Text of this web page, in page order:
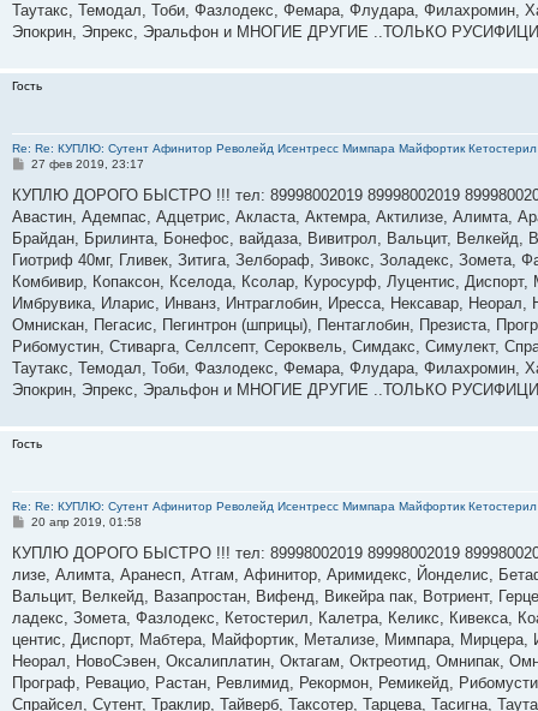
Таутакс, Темодал, Тоби, Фазлодекс, Фемара, Флудара, Филахромин,
Эпокрин, Эпрекс, Эральфон и МНОГИЕ ДРУГИЕ ..ТОЛЬКО
Гость
Re: Re: КУПЛЮ: Сутент Афинитор Револейд Исентресс Мимпара Майфортик
С
о
щ
е
и
е
27 фев 2019, 23:17
КУПЛЮ ДОРОГО БЫСТРО !!! тел: 89998002019 89998002019
Авастин, Адемпас, Адцетрис, Акласта, Актемра, Актилизе, Алимта,
Брайдан, Брилинта, Бонефос, вайдаза, Вивитрол, Вальцит, Велкейд,
Гиотриф 40мг, Гливек, Зитига, Зелбораф, Зивокс, Золадекс, Зомета,
Комбивир, Копаксон, Кселода, Ксолар, Куросурф, Луцентис,
Имбрувика, Иларис, Инванз, Интраглобин, Иресса, Нексавар,
Омнискан, Пегасис, Пегинтрон (шприцы), Пентаглобин, Презиста,
Рибомустин, Стиварга, Селлсепт, Сероквель, Симдакс, Симулект,
Таутакс, Темодал, Тоби, Фазлодекс, Фемара, Флудара, Филахромин,
Эпокрин, Эпрекс, Эральфон и МНОГИЕ ДРУГИЕ ..ТОЛЬКО
Гость
Re: Re: КУПЛЮ: Сутент Афинитор Револейд Исентресс Мимпара Майфортик
С
о
щ
е
и
е
20 апр 2019, 01:58
КУП­ЛЮ ДО­РОГО БЫС­ТРО !!! тел: 89998002019 89998002019
лизе, Алим­та, Ара­несп, Ат­гам, Афи­нитор, Ари­мидекс, Й­он­де­лис,
Валь­цит, Вел­кейд, Ва­зап­ростан, Ви­фенд, Ви­кей­ра пак, Вот­ри­ент,
ладекс, Зо­мета, Фаз­ло­декс, Ке­тос­те­рил, Ка­лет­ра, Ке­ликс, Ки­век­са,
цен­тис, Дис­порт, Маб­те­ра, Май­фор­тик, Ме­тали­зе, Мим­па­ра, Мир­це­ра,
Не­орал, Но­воСэ­вен, Ок­са­лип­ла­тин, Ок­та­гам, Ок­тре­отид, Ом­ни­пак,
Прог­раф, Ре­вацио, Рас­тан, Рев­ли­мид, Ре­кор­мон, Ре­микейд,
Спрай­сел, Су­тент, Трак­лир, Тай­верб, Так­со­тер, Тар­це­ва, Та­сиг­на,